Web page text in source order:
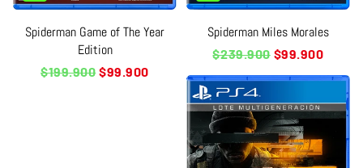
Spiderman Game of The Year
Edition
Precio
$199.900 $99.900
Spiderman Miles Morales
Precio
$239.900 $99.900